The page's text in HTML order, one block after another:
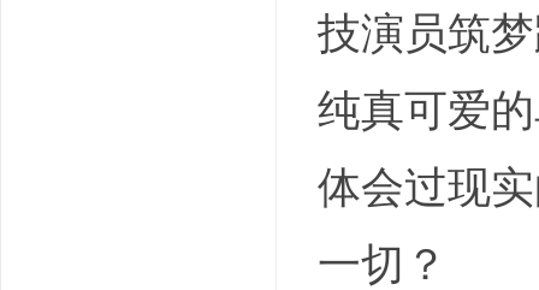
技演员筑
纯真可爱
体会过现
一切？